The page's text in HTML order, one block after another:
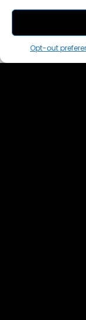
Opt-out